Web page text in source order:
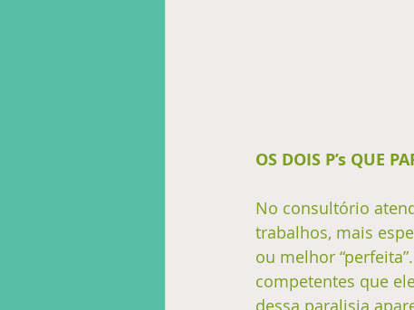
OS DOIS P’s QUE
No consultório
trabalhos, mais
ou melhor
competentes que
dessa paralisia